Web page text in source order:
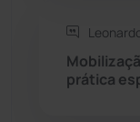
prática